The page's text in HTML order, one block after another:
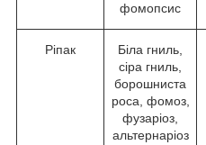
фомопсис
Ріпак
Біла гниль,
сіра гниль,
борошниста
роса, фомоз,
фузаріоз,
альтернаріоз